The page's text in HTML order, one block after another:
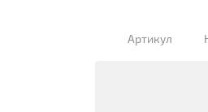
Артикул